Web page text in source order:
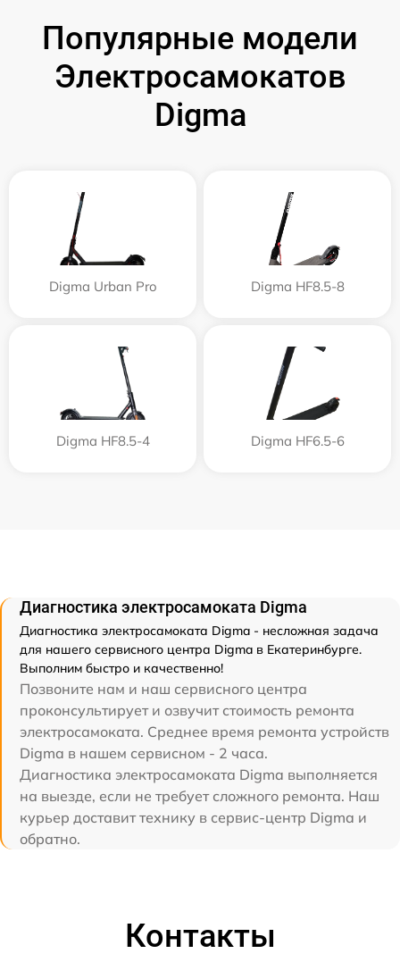
Популярные модели
Электросамокатов
Digma
Digma Urban Pro Digma HF8.5-8
Digma HF8.5-4 Digma HF6.5-6
Диагностика электросамоката Digma
Диагностика электросамоката Digma - несложная задача
для нашего сервисного центра Digma в Екатеринбурге.
Выполним быстро и качественно!
Позвоните нам и наш сервисного центра
проконсультирует и озвучит стоимость ремонта
электросамоката. Среднее время ремонта устройств
Digma в нашем сервисном - 2 часа.
Диагностика электросамоката Digma выполняется
на выезде, если не требует сложного ремонта. Наш
курьер доставит технику в сервис-центр Digma и
обратно.
Контакты